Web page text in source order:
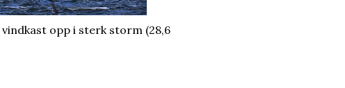
opp i sterk storm (28,6